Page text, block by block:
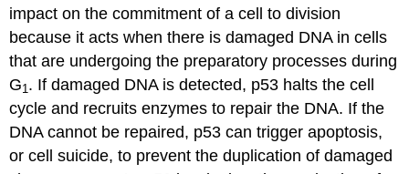
impact on the commitment of a cell to division
because it acts when there is damaged DNA in cells
that are undergoing the preparatory processes during
G1. If damaged DNA is detected, p53 halts the cell
cycle and recruits enzymes to repair the DNA. If the
DNA cannot be repaired, p53 can trigger apoptosis,
or cell suicide, to prevent the duplication of damaged